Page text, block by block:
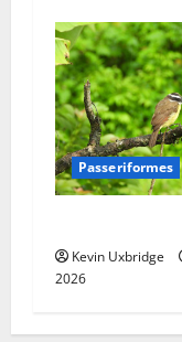
Passeriformes
Kevin Uxbridge
2026